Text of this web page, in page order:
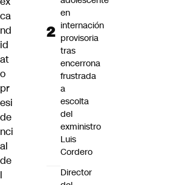
ca
nd
id
at
o
pr
esi
de
nci
al
de
l
en
internación
provisoria
tras
encerrona
frustrada
a
escolta
del
exministro
Luis
Cordero
Director